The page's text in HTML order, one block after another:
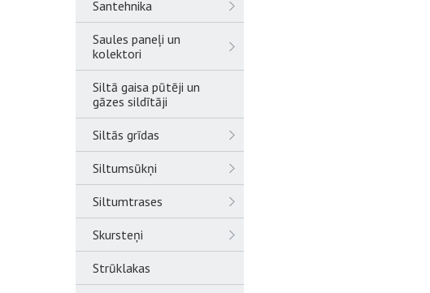
Santehnika
Saules paneļi un
kolektori
Siltā gaisa pūtēji un
gāzes sildītāji
Siltās grīdas
Siltumsūkņi
Siltumtrases
Skursteņi
Strūklakas